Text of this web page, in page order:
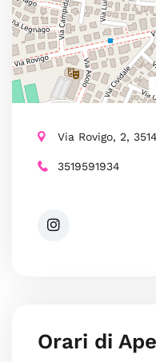
Via Rovigo, 2,
3519591934
Orari di